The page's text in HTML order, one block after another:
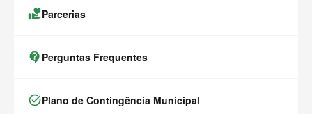
volunteer_activismParcerias
contact_support Perguntas Frequentes
task_altPlano de Contingência Municipal